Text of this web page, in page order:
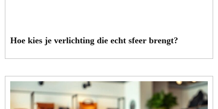
Hoe kies je verlichting die echt sfeer brengt?